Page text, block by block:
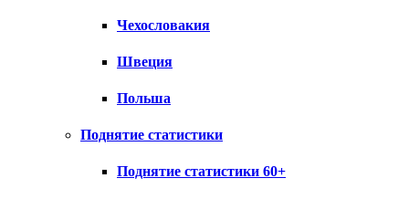
Чехословакия
Швеция
Польша
Поднятие статистики
Поднятие статистики 60+